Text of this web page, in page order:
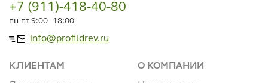
+7 (911)-418-40-80
пн-пт 9:00 - 18:00
info@profildrev.ru
КЛИЕНТАМ
О КОМПАНИИ